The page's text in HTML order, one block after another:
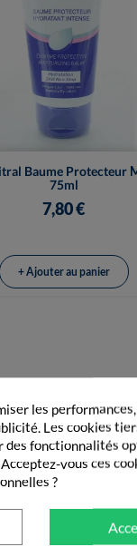
Baume Protecteur
75ml
7,80 €
Vue rapide
+ Ajouter au panier
les
Les cookies
des fonctionnalités
vous ces
?